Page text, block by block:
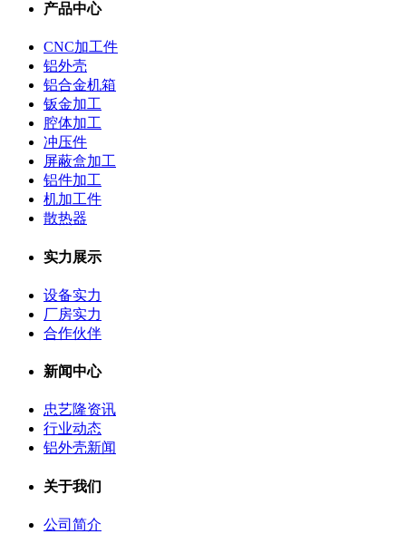
产品中心
CNC加工件
铝外壳
铝合金机箱
钣金加工
腔体加工
冲压件
屏蔽盒加工
铝件加工
机加工件
散热器
实力展示
设备实力
厂房实力
合作伙伴
新闻中心
忠艺隆资讯
行业动态
铝外壳新闻
关于我们
公司简介